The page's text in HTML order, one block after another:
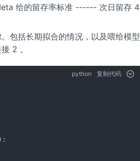
给的留存率标准 ------ 次日留存 4
包括长期拟合的情况，以及喂给模型
2 。
python 复制代码